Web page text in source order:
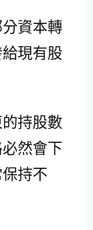
資本轉
現有股
持股數
然會下
持不